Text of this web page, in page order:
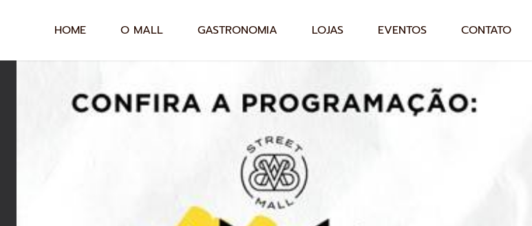
HOME O MALL GASTRONOMIA LOJAS EVENTOS CONTATO